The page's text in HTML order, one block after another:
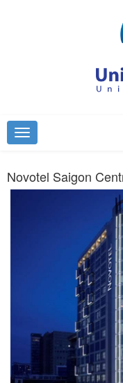
Novotel Saigon